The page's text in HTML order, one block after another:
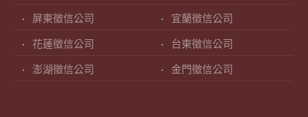
屏東徵信公司 宜蘭徵信公司
花蓮徵信公司 台東徵信公司
澎湖徵信公司 金門徵信公司